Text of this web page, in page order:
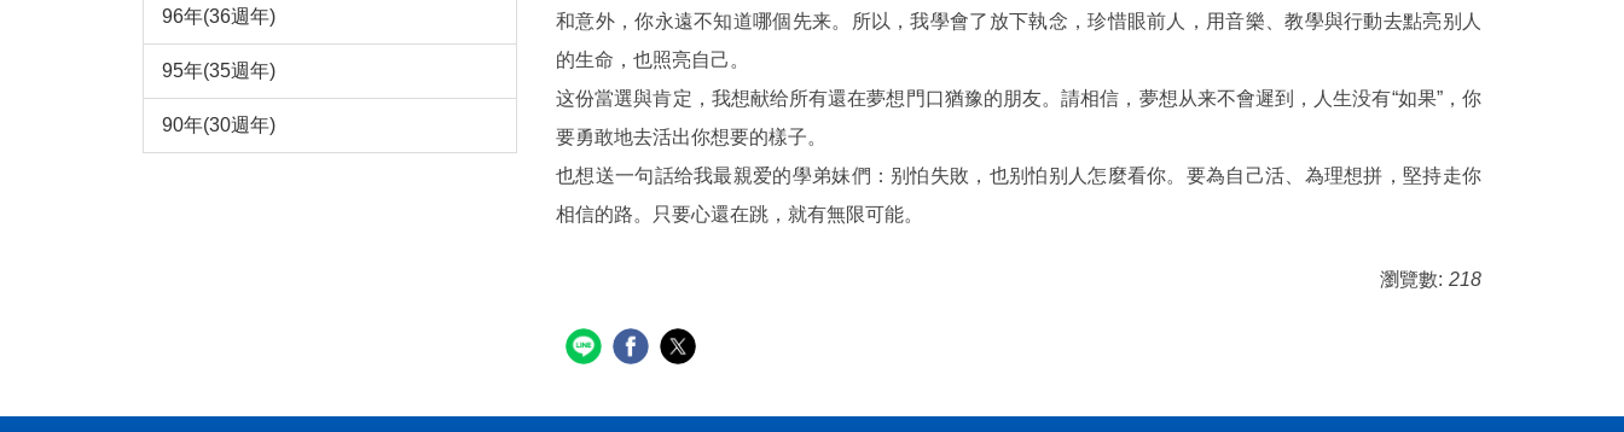
96年(36週年)
95年(35週年)
90年(30週年)
和意外，你永遠不知道哪個先来。所以，我學會了放下執念，珍惜眼前人，用音樂、教學與行動去點亮别人
的生命，也照亮自己。
这份當選與肯定，我想献给所有還在夢想門口猶豫的朋友。請相信，夢想从来不會遲到，人生没有“如果”，你
要勇敢地去活出你想要的樣子。
也想送一句話给我最親爱的學弟妹們：别怕失敗，也别怕别人怎麼看你。要為自己活、為理想拼，堅持走你
相信的路。只要心還在跳，就有無限可能。
瀏覽數: 218